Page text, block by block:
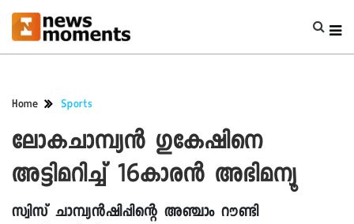
Home Sports
ലോകചാമ്പ്യൻ ഗുകേഷിനെ
അട്ടിമറിച്ച് 16കാരൻ അഭിമന്യൂ
സ്വിസ് ചാമ്പ്യൻഷിപ്പിന്റെ അഞ്ചാം റൗണ്ടി​